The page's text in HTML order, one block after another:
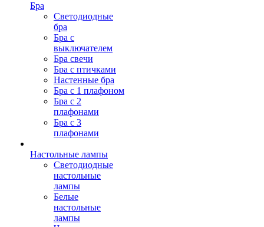
Бра
Светодиодные
бра
Бра с
выключателем
Бра свечи
Бра с птичками
Настенные бра
Бра с 1 плафоном
Бра с 2
плафонами
Бра с 3
плафонами
Настольные лампы
Светодиодные
настольные
лампы
Белые
настольные
лампы